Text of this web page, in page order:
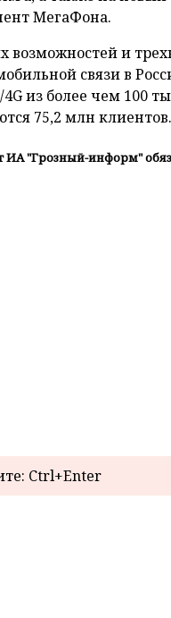
МегаФона.
возможностей и
связи в
из более чем 100
75,2 млн клиентов.
"Грозный-информ"
Ctrl+Enter